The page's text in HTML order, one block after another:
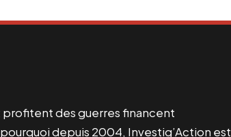
profitent des guerres financent
depuis 2004, Investig’Action est